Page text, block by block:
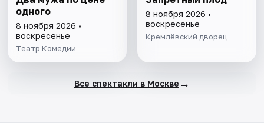
одного
8 ноября 2026 •
воскресенье
Театр Комедии
8 ноября 2026 •
воскресенье
Кремлёвский дворец
Все спектакли в Москве →